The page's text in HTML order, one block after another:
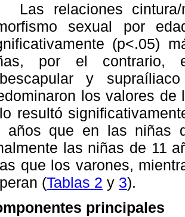
relaciones cintura/
sexual por
(p<.05)
por el contrario,
y
los valores
resultó
años que en las niñas
las niñas de 11
que los varones,
(Tablas 2 y 3).
principales